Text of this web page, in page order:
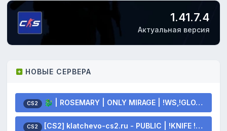
1.41.7.4
Актуальная версия
НОВЫЕ СЕРВЕРА
CS2 🐉 | ROSEMARY | ONLY MIRAGE | !WS,!GLOVES,!KNIFE 🐲
CS2 [CS2] klatchevo-cs2.ru - PUBLIC | !KNIFE !SKINS